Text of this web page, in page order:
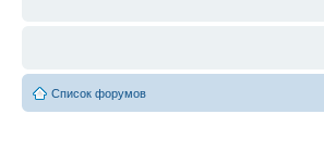
Список форумов